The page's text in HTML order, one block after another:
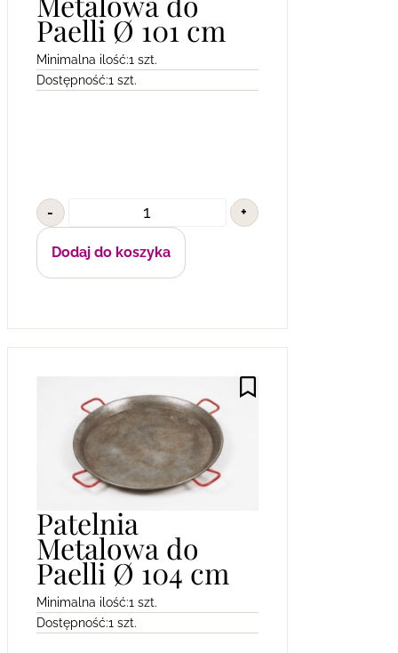
Paelli Ø 101 cm
Minimalna ilość:1 szt.
Dostępność:1 szt.
- +
Dodaj do koszyka
Patelnia
Metalowa do
Paelli Ø 104 cm
Minimalna ilość:1 szt.
Dostępność:1 szt.